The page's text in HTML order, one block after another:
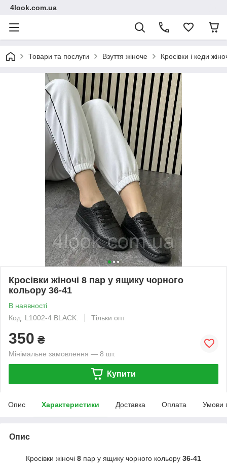
4look.com.ua
Товари та послуги Взуття жіноче Кросівки і кеди
Кросівки жіночі 8 пар у ящику чорного
кольору 36-41
В наявності
Код: L1002-4 BLACK.
Тільки опт
350 ₴
Мінімальне замовлення — 8 шт.
Купити
Опис Характеристики Доставка Оплата Умови
Опис
Кросівки жіночі 8 пар у ящику чорного кольору 36-41